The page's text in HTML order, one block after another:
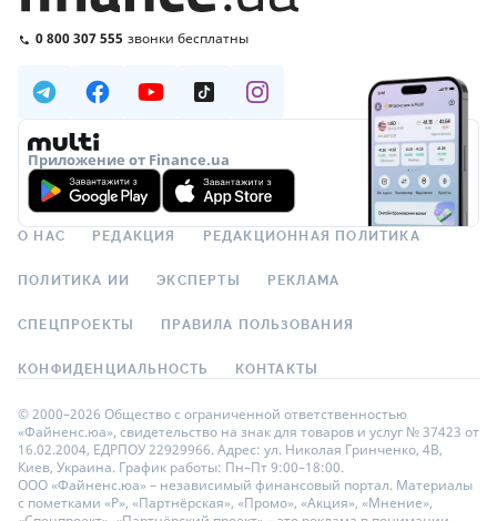
0 800 307 555 звонки бесплатны
Приложение от Finance.ua
О НАС РЕДАКЦИЯ РЕДАКЦИОННАЯ ПОЛИТИКА
ПОЛИТИКА ИИ ЭКСПЕРТЫ РЕКЛАМА
СПЕЦПРОЕКТЫ ПРАВИЛА ПОЛЬЗОВАНИЯ
КОНФИДЕНЦИАЛЬНОСТЬ КОНТАКТЫ
© 2000–2026 Общество с ограниченной ответственностью
«Файненс.юа», свидетельство на знак для товаров и услуг № 37423 от
16.02.2004, ЕДРПОУ 22929966. Адрес: ул. Николая Гринченко, 4В,
Киев, Украина. График работы: Пн–Пт 9:00–18:00.
ООО «Файненс.юа» – независимый финансовый портал. Материалы
с пометками «Р», «Партнёрская», «Промо», «Акция», «Мнение»,